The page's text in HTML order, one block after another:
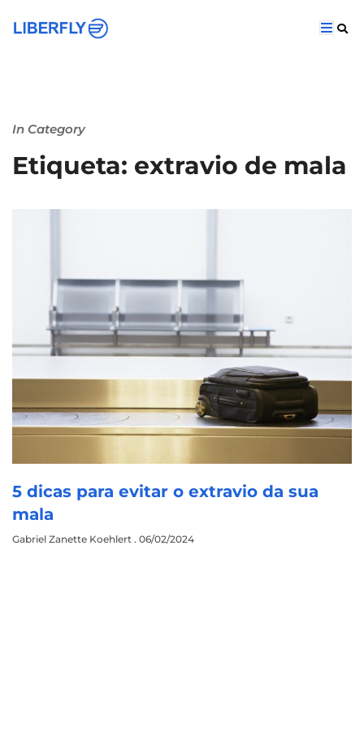
In Category
Etiqueta: extravio de mala
5 dicas para evitar o extravio da sua
mala
Gabriel Zanette Koehlert 06/02/2024